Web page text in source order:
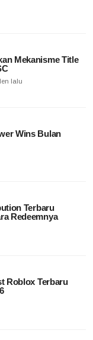
Mekanisme Title
lalu
Wins Bulan
Terbaru
Redeemnya
Roblox Terbaru